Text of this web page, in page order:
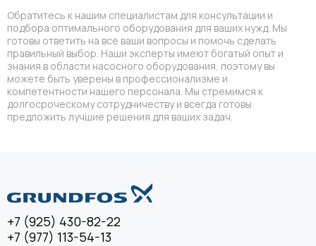
Обратитесь к нашим специалистам для консультации и
подбора оптимального оборудования для ваших нужд. Мы
готовы ответить на все ваши вопросы и помочь сделать
правильный выбор. Наши эксперты имеют богатый опыт и
знания в области насосного оборудования, поэтому вы
можете быть уверены в профессионализме и
компетентности нашего персонала. Мы стремимся к
долгосроческому сотрудничеству и всегда готовы
предложить лучшие решения для ваших задач.
+7 (925) 430-82-22
+7 (977) 113-54-13